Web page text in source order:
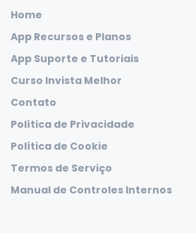
Home
App Recursos e Planos
App Suporte e Tutoriais
Curso Invista Melhor
Contato
Política de Privacidade
Política de Cookie
Termos de Serviço
Manual de Controles Internos